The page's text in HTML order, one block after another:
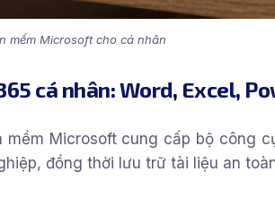
mềm Microsoft cho cá nhân
cá nhân: Word, Excel,
mềm Microsoft cung cấp bộ công
đồng thời lưu trữ tài liệu an